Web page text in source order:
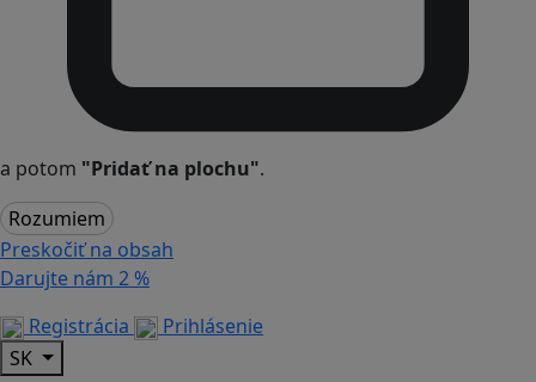
a potom "Pridať na plochu".
Rozumiem
Preskočiť na obsah
Darujte nám 2 %
Registrácia
Prihlásenie
SK